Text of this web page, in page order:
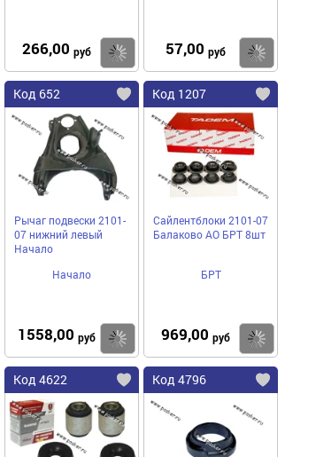
266,00 руб Купить
57,00 руб
Код 652
Рычаг подвески 2101-
07 нижний левый
Начало
Начало
1558,00 руб Купить
Код 1207
Сайлентблоки 2101-07
Балаково АО БРТ 8шт
БРТ
969,00 руб
Код 4622 Код 4796